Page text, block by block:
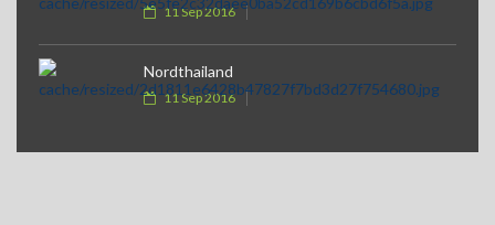
11 Sep 2016
Nordthailand
11 Sep 2016